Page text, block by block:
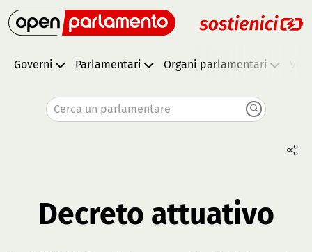
Governi Parlamentari Organi parlamentari
Cerca un parlamentare
Decreto attuativo